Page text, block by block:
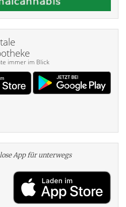
immer im Blick
App für unterwegs